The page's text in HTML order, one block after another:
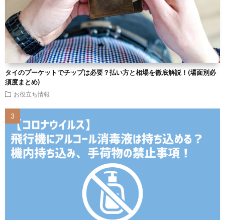
タイのプーケットでチップは必要？払い方と相場を徹底解説！(場面別必
須度まとめ)
お役立ち情報